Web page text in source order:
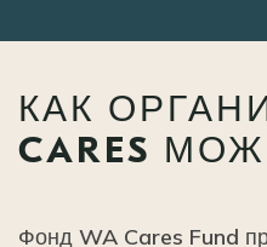
КАК
CARES
Фонд WA Cares Fund